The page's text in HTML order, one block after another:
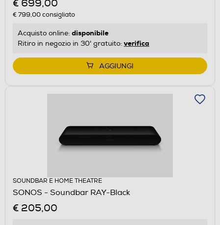
€ 699,00
€ 799,00consigliato
Acquisto online: disponibile
Ritiro in negozio in 30' gratuito: verifica
AGGIUNGI
SOUNDBAR E HOME THEATRE
SONOS - Soundbar RAY-Black
€ 205,00